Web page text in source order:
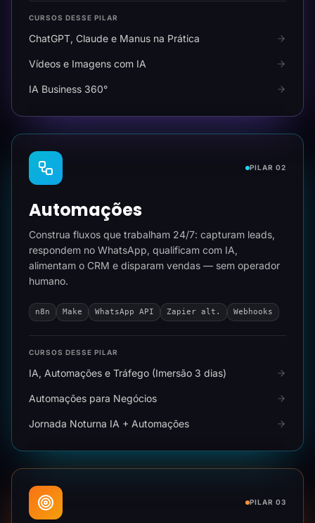
CURSOS DESSE PILAR
ChatGPT, Claude e Manus na Prática
Vídeos e Imagens com IA
IA Business 360°
PILAR 02
Automações
Construa fluxos que trabalham 24/7: capturam leads,
respondem no WhatsApp, qualificam com IA,
alimentam o CRM e disparam vendas — sem operador
humano.
n8n Make WhatsApp API Zapier alt. Webhooks
CURSOS DESSE PILAR
IA, Automações e Tráfego (Imersão 3 dias)
Automações para Negócios
Jornada Noturna IA + Automações
PILAR 03